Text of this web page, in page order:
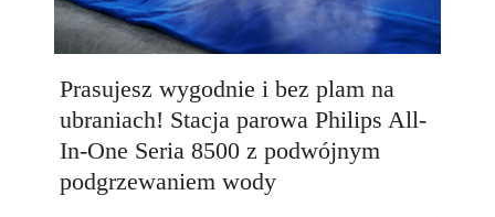
Prasujesz wygodnie i bez plam na
ubraniach! Stacja parowa Philips All-
In-One Seria 8500 z podwójnym
podgrzewaniem wody